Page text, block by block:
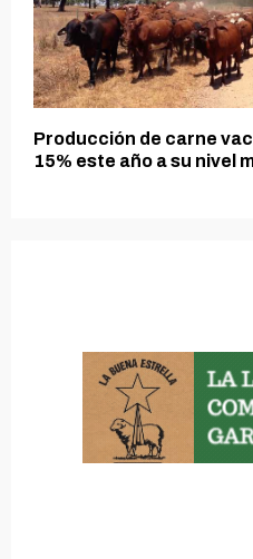
Producción de carne
15% este año a su nivel